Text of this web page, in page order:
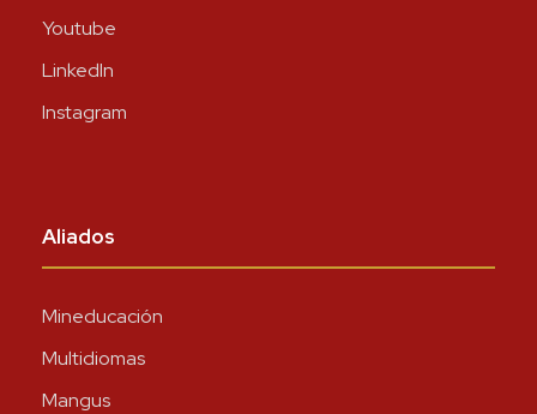
Youtube
LinkedIn
Instagram
Aliados
Mineducación
Multidiomas
Mangus